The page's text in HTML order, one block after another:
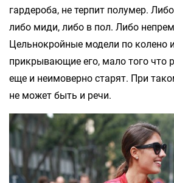
гардероба, не терпит полумер.
либо миди, либо в пол. Либо
Цельнокройные модели по колено
прикрывающие его, мало того что
еще и неимоверно старят. При
не может быть и речи.